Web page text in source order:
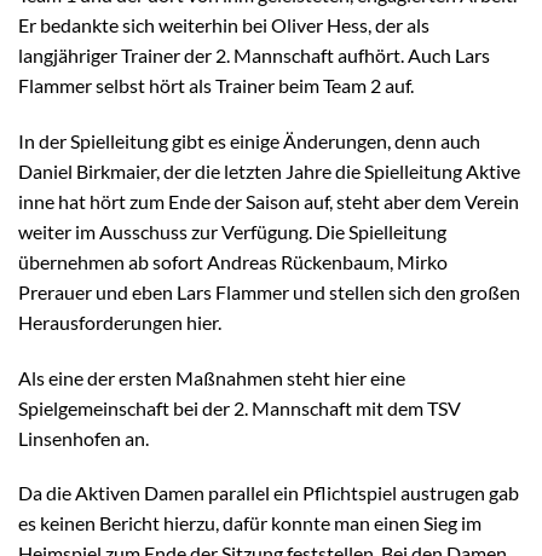
Er bedankte sich weiterhin bei Oliver Hess, der als
langjähriger Trainer der 2. Mannschaft aufhört. Auch Lars
Flammer selbst hört als Trainer beim Team 2 auf.
In der Spielleitung gibt es einige Änderungen, denn auch
Daniel Birkmaier, der die letzten Jahre die Spielleitung Aktive
inne hat hört zum Ende der Saison auf, steht aber dem Verein
weiter im Ausschuss zur Verfügung. Die Spielleitung
übernehmen ab sofort Andreas Rückenbaum, Mirko
Prerauer und eben Lars Flammer und stellen sich den großen
Herausforderungen hier.
Als eine der ersten Maßnahmen steht hier eine
Spielgemeinschaft bei der 2. Mannschaft mit dem TSV
Linsenhofen an.
Da die Aktiven Damen parallel ein Pflichtspiel austrugen gab
es keinen Bericht hierzu, dafür konnte man einen Sieg im